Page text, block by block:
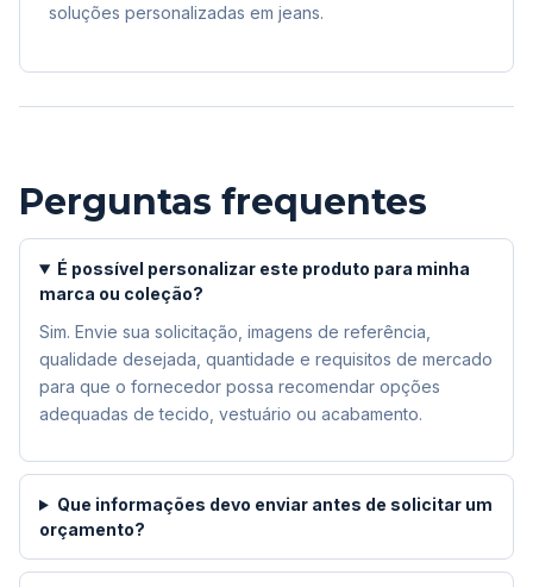
soluções personalizadas em jeans.
Perguntas frequentes
É possível personalizar este produto para minha
marca ou coleção?
Sim. Envie sua solicitação, imagens de referência,
qualidade desejada, quantidade e requisitos de mercado
para que o fornecedor possa recomendar opções
adequadas de tecido, vestuário ou acabamento.
Que informações devo enviar antes de solicitar um
orçamento?